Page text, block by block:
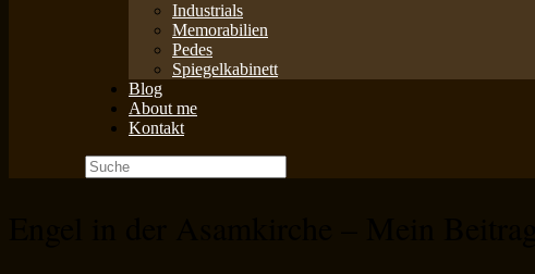
Industrials
Memorabilien
Pedes
Spiegelkabinett
Blog
About me
Kontakt
Suche
nach: